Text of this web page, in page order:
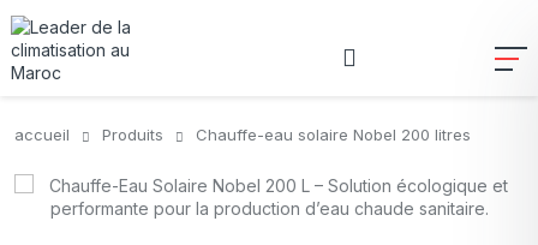
accueil Produits Chauffe-eau solaire Nobel 200 litres